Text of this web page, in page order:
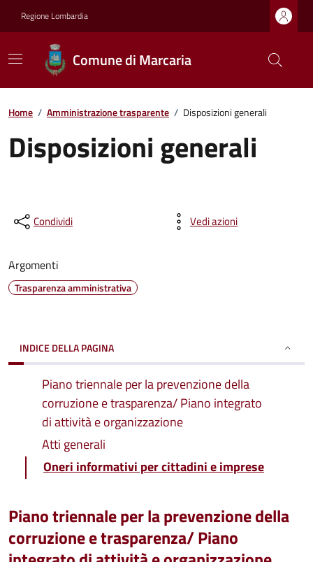
Regione Lombardia
Comune di Marcaria
Home / Amministrazione trasparente / Disposizioni generali
Disposizioni generali
Condividi Vedi azioni
Argomenti
Trasparenza amministrativa
INDICE DELLA PAGINA
Piano triennale per la prevenzione della
corruzione e trasparenza/ Piano integrato
di attività e organizzazione
Atti generali
Oneri informativi per cittadini e imprese
Piano triennale per la prevenzione della
corruzione e trasparenza/ Piano